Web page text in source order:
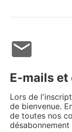
mail
E-mails
Lors de
de bienvenue.
de toutes nos
désabonnement